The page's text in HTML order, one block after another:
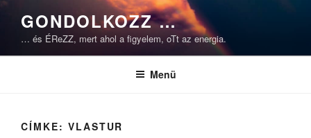
Tartalomhoz
GONDOLKOZZ …
… és ÉReZZ, mert ahol a figyelem, oTt az energia.
Menü
CÍMKE: VLASTUR